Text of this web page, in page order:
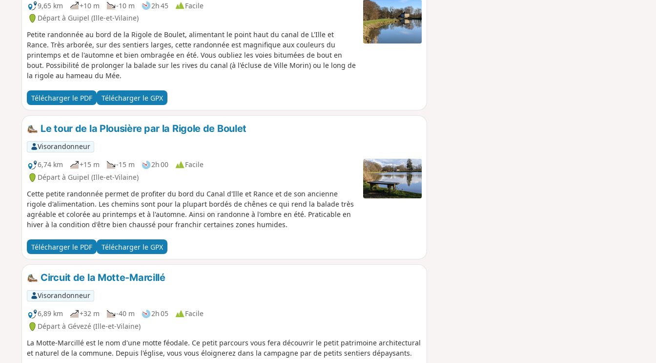
9,65 km
+10 m -10 m 2h 45
Facile
Départ à Guipel (Ille-et-Vilaine)
Petite randonnée au bord de la Rigole de Boulet, alimentant le point haut du canal de L'Ille et
Rance. Très arborée, sur des sentiers larges, cette randonnée est magnifique aux couleurs du
printemps et de l'automne et bien ombragée en été. Vous oubliez les voies bitumées de bout en
bout. Possibilité de prolonger la balade sur les rives du canal (à l'écluse de Ville Morin) ou le long de
la rigole au hameau du Mée.
Télécharger le PDF Télécharger le GPX
Le tour de la Plousière par la Rigole de Boulet
Visorandonneur
6,74 km
+15 m -15 m 2h 00
Facile
Départ à Guipel (Ille-et-Vilaine)
Cette petite randonnée permet de profiter du bord du Canal d'Ille et Rance et de son ancienne
rigole d'alimentation. Les chemins sont pour la plupart bordés de chênes ce qui rend la balade très
agréable et colorée au printemps et à l'automne. Ainsi on randonne à l'ombre en été. Praticable en
hiver à la condition d'être bien chaussé pour franchir certaines zones humides.
Télécharger le PDF Télécharger le GPX
Circuit de la Motte-Marcillé
Visorandonneur
6,89 km
+32 m -40 m 2h 05
Facile
Départ à Gévezé (Ille-et-Vilaine)
La Motte-Marcillé est le nom d'une motte féodale. Ce petit parcours vous fera découvrir le petit patrimoine architectural
et naturel de la commune. Depuis l'église, vous vous éloignerez dans la campagne par de petits sentiers dépaysants.